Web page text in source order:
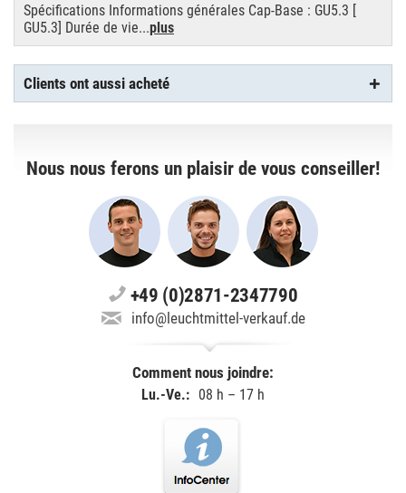
Spécifications Informations générales Cap-Base : GU5.3 [
GU5.3] Durée de vie...plus
Clients ont aussi acheté
Nous nous ferons un plaisir de vous conseiller!
+49 (0)2871-2347790
info@leuchtmittel-verkauf.de
Comment nous joindre:
Lu.-Ve.: 08 h – 17 h